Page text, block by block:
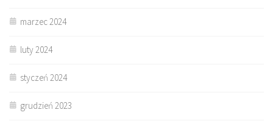
marzec 2024
luty 2024
styczeń 2024
grudzień 2023